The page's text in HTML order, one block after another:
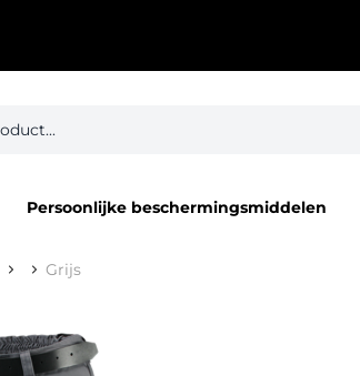
Persoonlijke beschermingsmiddelen
Grijs